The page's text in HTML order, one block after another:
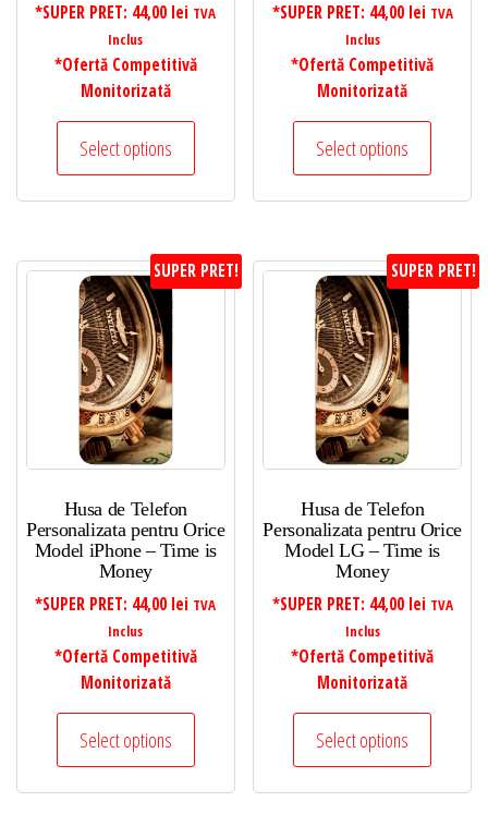
*SUPER PRET: 44,00 lei TVA
Inclus
*Ofertă Competitivă
Monitorizată
Select options
*SUPER PRET: 44,00 lei TVA
Inclus
*Ofertă Competitivă
Monitorizată
Select options
SUPER PRET!
Husa de Telefon
Personalizata pentru Orice
Model iPhone – Time is
Money
*SUPER PRET: 44,00 lei TVA
Inclus
*Ofertă Competitivă
Monitorizată
Select options
SUPER PRET!
Husa de Telefon
Personalizata pentru Orice
Model LG – Time is
Money
*SUPER PRET: 44,00 lei TVA
Inclus
*Ofertă Competitivă
Monitorizată
Select options